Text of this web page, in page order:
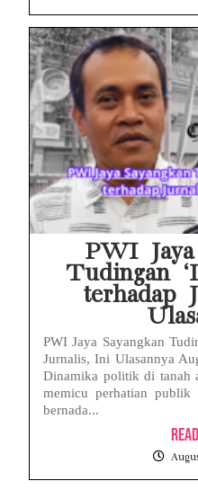
PWI Jaya
Tudingan
terhadap
PWI Jaya Sayangkan
Jurnalis, Ini Ulasannya
Dinamika politik di tanah
memicu perhatian publik
bernada...